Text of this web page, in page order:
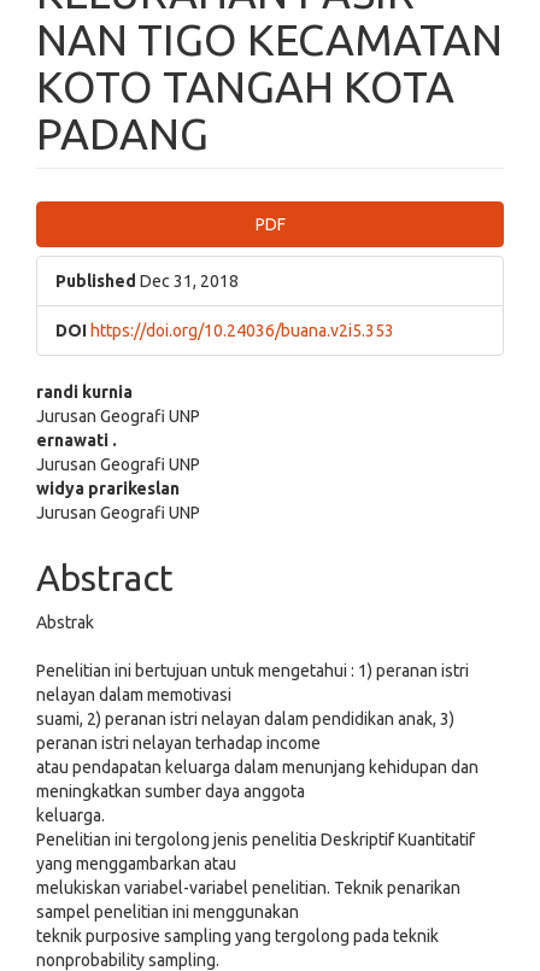
NAN TIGO KECAMATAN
KOTO TANGAH KOTA
PADANG
Sidebar
PDF
Published Dec 31, 2018
DOI https://doi.org/10.24036/buana.v2i5.353
Main
Article
Content
randi kurnia
Jurusan Geografi UNP
ernawati .
Jurusan Geografi UNP
widya prarikeslan
Jurusan Geografi UNP
Abstract
Abstrak
Penelitian ini bertujuan untuk mengetahui : 1) peranan istri
nelayan dalam memotivasi
suami, 2) peranan istri nelayan dalam pendidikan anak, 3)
peranan istri nelayan terhadap income
atau pendapatan keluarga dalam menunjang kehidupan dan
meningkatkan sumber daya anggota
keluarga.
Penelitian ini tergolong jenis penelitia Deskriptif Kuantitatif
yang menggambarkan atau
melukiskan variabel-variabel penelitian. Teknik penarikan
sampel penelitian ini menggunakan
teknik purposive sampling yang tergolong pada teknik
nonprobability sampling.